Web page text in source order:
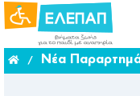
/ Νέα